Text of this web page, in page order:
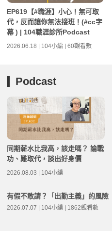
EP619【#職涯】小心！無可取
代，反而讓你無法接班！(#cc字
幕 ) | 104職涯診所Podcast
2026.06.18 | 104小編 | 60觀看數
Podcast
同期薪水比我高，該走嗎？ 論戰
功、難取代，談出好身價
2026.08.03 | 104小編
有假不敢請？「出勤主義」的風險
2026.07.07 | 104小編 | 1862觀看數